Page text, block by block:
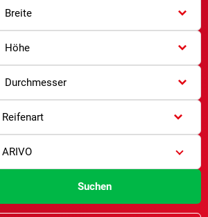
Breite
Höhe
Durchmesser
Reifenart
ARIVO
Suchen